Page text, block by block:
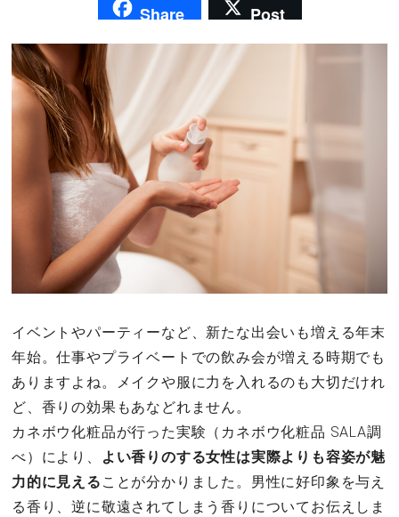
あるある
その他
ドキドキ
仕事とキャリア
特集
ファッション・美容
グルメ
趣味・旅行
セックスライフ
Share Post
イベントやパーティーなど、新たな出会いも増える年末
年始。仕事やプライベートでの飲み会が増える時期でも
ありますよね。メイクや服に力を入れるのも大切だけれ
ど、香りの効果もあなどれません。
カネボウ化粧品が行った実験（カネボウ化粧品 SALA調
べ）により、
よい香りのする女性は実際よりも容姿が魅
力的に見える ことが分かりました。男性に好印象を与え
る香り、逆に敬遠されてしまう香りについてお伝えしま